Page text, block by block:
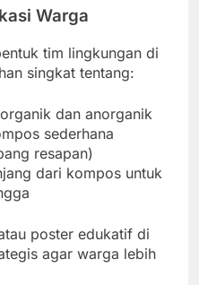
Warga
tim lingkungan di
singkat tentang:
dan anorganik
sederhana
resapan)
dari kompos untuk
poster edukatif di
agar warga lebih